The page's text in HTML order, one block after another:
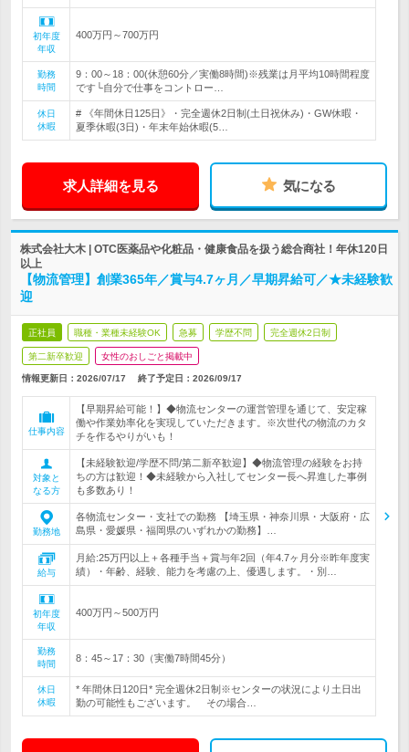
初年度
年収
400万円～700万円
勤務
時間
9：00～18：00(休憩60分／実働8時間)※残業は月平均10時間程度
です└自分で仕事をコントロー…
休日
休暇
# 《年間休日125日》・完全週休2日制(土日祝休み)・GW休暇・
夏季休暇(3日)・年末年始休暇(5…
求人詳細を見る 気になる
株式会社大木 | OTC医薬品や化粧品・健康食品を扱う総合商社！年休120日
以上
【物流管理】創業365年／賞与4.7ヶ月／早期昇給可／★未経験歓
迎
正社員 職種・業種未経験OK 急募 学歴不問 完全週休2日制
第二新卒歓迎 女性のおしごと掲載中
情報更新日：2026/07/17 終了予定日： 2026/09/17
仕事内容
【早期昇給可能！】◆物流センターの運営管理を通じて、安定稼
働や作業効率化を実現していただきます。※次世代の物流のカタ
チを作るやりがいも！
対象と
なる方
【未経験歓迎/学歴不問/第二新卒歓迎】◆物流管理の経験をお持
ちの方は歓迎！◆未経験から入社してセンター長へ昇進した事例
も多数あり！
勤務地
各物流センター・支社での勤務 【埼玉県・神奈川県・大阪府・広
島県・愛媛県・福岡県のいずれかの勤務】…
給与
月給:25万円以上＋各種手当＋賞与年2回（年4.7ヶ月分※昨年度実
績）・年齢、経験、能力を考慮の上、優遇します。・別…
初年度
年収
400万円～500万円
勤務
時間
8：45～17：30（実働7時間45分）
休日
休暇
* 年間休日120日* 完全週休2日制※センターの状況により土日出
勤の可能性もございます。 その場合…